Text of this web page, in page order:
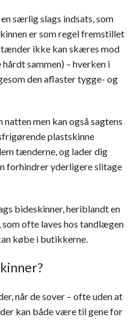
særlig slags indsats, som
er som regel fremstillet
ikke kan skæres mod
sammen) – hverken i
den aflaster tygge- og
men kan også sagtens
plastskinne
tænderne, og lader dig
forhindrer yderligere slitage
bideskinner, heriblandt en
ofte laves hos tandlægen
købe i butikkerne.
når de sover – ofte uden at
kan både være til gene for